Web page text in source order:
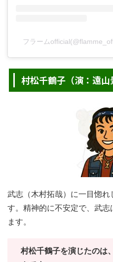
フラーム
村松千鶴子（演：遠山
武志（木村拓哉）に一目惚
す。精神的に不安定で、武
ます。
村松千鶴子を演じたのは